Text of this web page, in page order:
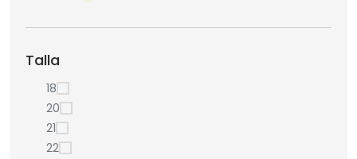
Talla
18
20
21
22